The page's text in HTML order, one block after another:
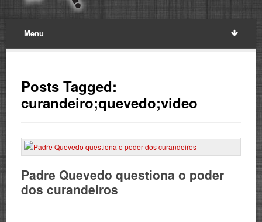
Menu
Posts Tagged:
curandeiro;quevedo;video
Padre Quevedo questiona o poder
dos curandeiros